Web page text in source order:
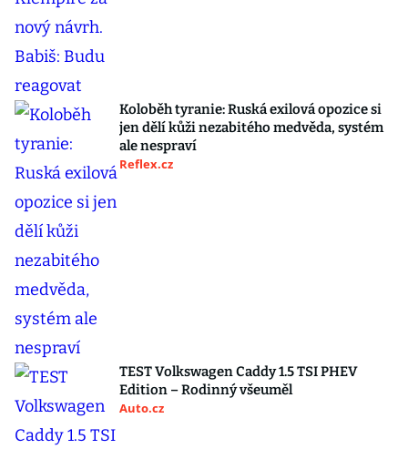
Koloběh tyranie: Ruská exilová opozice si
jen dělí kůži nezabitého medvěda, systém
ale nespraví
Reflex.cz
TEST Volkswagen Caddy 1.5 TSI PHEV
Edition – Rodinný všeuměl
Auto.cz